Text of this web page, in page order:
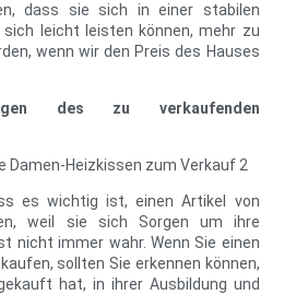
dass sie sich in einer stabilen
leicht leisten können, mehr zu
wenn wir den Preis des Hauses
des zu verkaufenden
es wichtig ist, einen Artikel von
weil sie sich Sorgen um ihre
nicht immer wahr. Wenn Sie einen
sollten Sie erkennen können,
hat, in ihrer Ausbildung und